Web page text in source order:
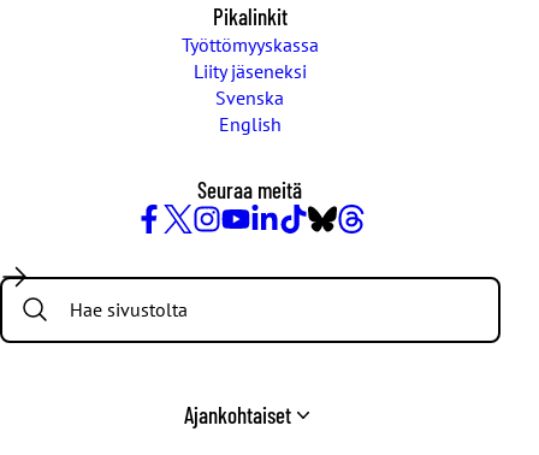
Pikalinkit
Työttömyyskassa
Liity jäseneksi
Svenska
English
Seuraa meitä
/
Twitter
Search:
Ajankohtaiset